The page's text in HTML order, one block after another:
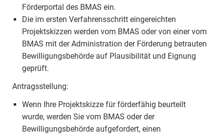
Förderportal des BMAS ein.
Die im ersten Verfahrensschritt eingereichten
Projektskizzen werden vom BMAS oder von einer vom
BMAS mit der Administration der Förderung betrauten
Bewilligungsbehörde auf Plausibilität und Eignung
geprüft.
Antragsstellung:
Wenn Ihre Projektskizze für förderfähig beurteilt
wurde, werden Sie vom BMAS oder der
Bewilligungsbehörde aufgefordert, einen